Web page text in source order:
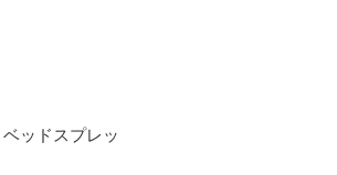
ッドスプレッ